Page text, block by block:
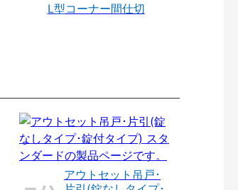
L型コーナー間仕切
アウトセット吊戸･